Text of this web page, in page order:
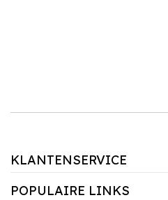
KLANTENSERVICE
POPULAIRE LINKS